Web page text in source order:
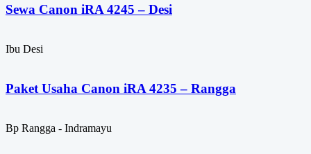
Sewa Canon iRA 4245 – Desi
Ibu Desi
Paket Usaha Canon iRA 4235 – Rangga
Bp Rangga - Indramayu